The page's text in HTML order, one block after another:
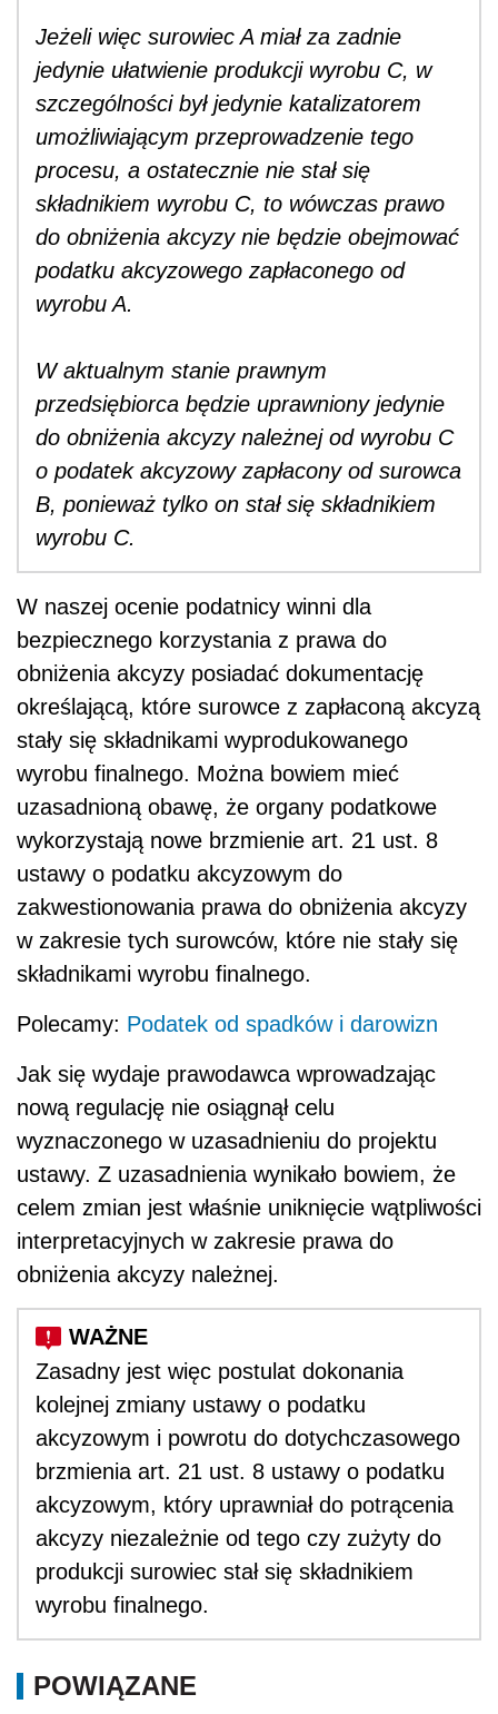
Jeżeli więc surowiec A miał za zadnie
jedynie ułatwienie produkcji wyrobu C, w
szczególności był jedynie katalizatorem
umożliwiającym przeprowadzenie tego
procesu, a ostatecznie nie stał się
składnikiem wyrobu C, to wówczas prawo
do obniżenia akcyzy nie będzie obejmować
podatku akcyzowego zapłaconego od
wyrobu A.
W aktualnym stanie prawnym
przedsiębiorca będzie uprawniony jedynie
do obniżenia akcyzy należnej od wyrobu C
o podatek akcyzowy zapłacony od surowca
B, ponieważ tylko on stał się składnikiem
wyrobu C.
W naszej ocenie podatnicy winni dla
bezpiecznego korzystania z prawa do
obniżenia akcyzy posiadać dokumentację
określającą, które surowce z zapłaconą akcyzą
stały się składnikami wyprodukowanego
wyrobu finalnego. Można bowiem mieć
uzasadnioną obawę, że organy podatkowe
wykorzystają nowe brzmienie art. 21 ust. 8
ustawy o podatku akcyzowym do
zakwestionowania prawa do obniżenia akcyzy
w zakresie tych surowców, które nie stały się
składnikami wyrobu finalnego.
Polecamy: Podatek od spadków i darowizn
Jak się wydaje prawodawca wprowadzając
nową regulację nie osiągnął celu
wyznaczonego w uzasadnieniu do projektu
ustawy. Z uzasadnienia wynikało bowiem, że
celem zmian jest właśnie uniknięcie wątpliwości
interpretacyjnych w zakresie prawa do
obniżenia akcyzy należnej.
Zasadny jest więc postulat dokonania
kolejnej zmiany ustawy o podatku
akcyzowym i powrotu do dotychczasowego
brzmienia art. 21 ust. 8 ustawy o podatku
akcyzowym, który uprawniał do potrącenia
akcyzy niezależnie od tego czy zużyty do
produkcji surowiec stał się składnikiem
wyrobu finalnego.
POWIĄZANE